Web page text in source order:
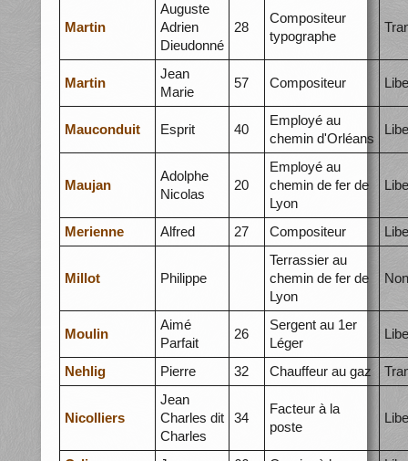
Martin
Auguste
Adrien
Dieudonné
28
Compositeur
typographe
Martin
Jean
Marie
57 Compositeur
Mauconduit Esprit 40
Employé au
chemin d'Orléans
Maujan
Adolphe
Nicolas
20
Employé au
chemin de fer de
Lyon
Merienne Alfred 27 Compositeur
Millot Philippe
Terrassier au
chemin de fer de
Lyon
Moulin
Aimé
Parfait
26
Sergent au 1er
Léger
Nehlig Pierre 32 Chauffeur au gaz
Nicolliers
Jean
Charles dit
Charles
34
Facteur à la
poste